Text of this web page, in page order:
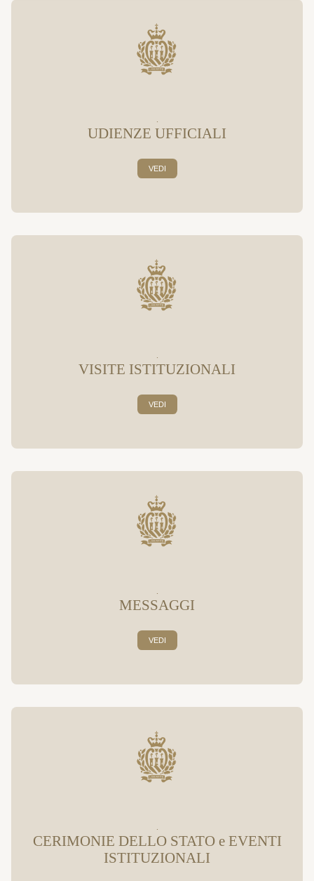
UDIENZE UFFICIALI
VEDI
VISITE ISTITUZIONALI
VEDI
MESSAGGI
VEDI
CERIMONIE DELLO STATO e EVENTI
ISTITUZIONALI